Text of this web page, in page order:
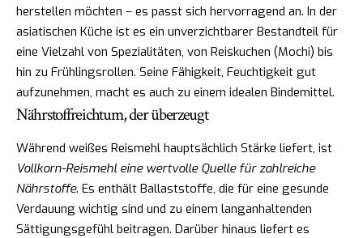
herstellen möchten – es passt sich hervorragend an. In der
asiatischen Küche ist es ein unverzichtbarer Bestandteil für
eine Vielzahl von Spezialitäten, von Reiskuchen (Mochi) bis
hin zu Frühlingsrollen. Seine Fähigkeit, Feuchtigkeit gut
aufzunehmen, macht es auch zu einem idealen Bindemittel.
Nährstoffreichtum, der überzeugt
Während weißes Reismehl hauptsächlich Stärke liefert, ist
Vollkorn-Reismehl eine wertvolle Quelle für zahlreiche
Nährstoffe. Es enthält Ballaststoffe, die für eine gesunde
Verdauung wichtig sind und zu einem langanhaltenden
Sättigungsgefühl beitragen. Darüber hinaus liefert es